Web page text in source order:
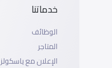
خدماتنا
الوظائف
المتاجر
الإعلان مع ياسكولز